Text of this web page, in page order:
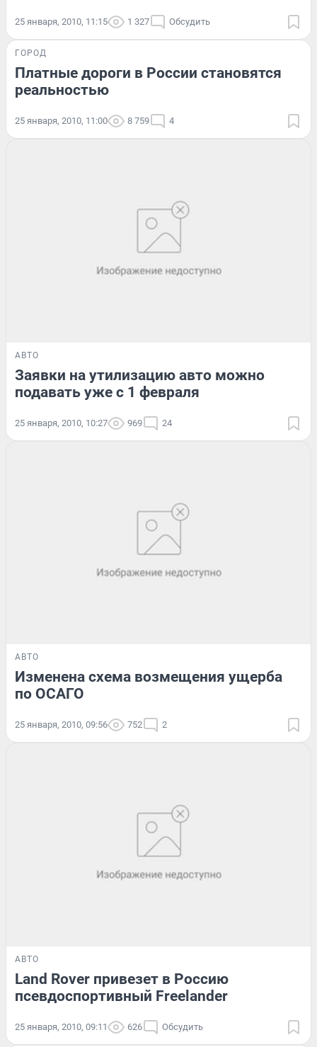
25 января, 2010, 11:15 1 327 Обсудить
ГОРОД
Платные дороги в России становятся
реальностью
25 января, 2010, 11:00 8 759 4
АВТО
Заявки на утилизацию авто можно
подавать уже с 1 февраля
25 января, 2010, 10:27 969 24
АВТО
Изменена схема возмещения ущерба
по ОСАГО
25 января, 2010, 09:56 752 2
АВТО
Land Rover привезет в Россию
псевдоспортивный Freelander
25 января, 2010, 09:11 626 Обсудить